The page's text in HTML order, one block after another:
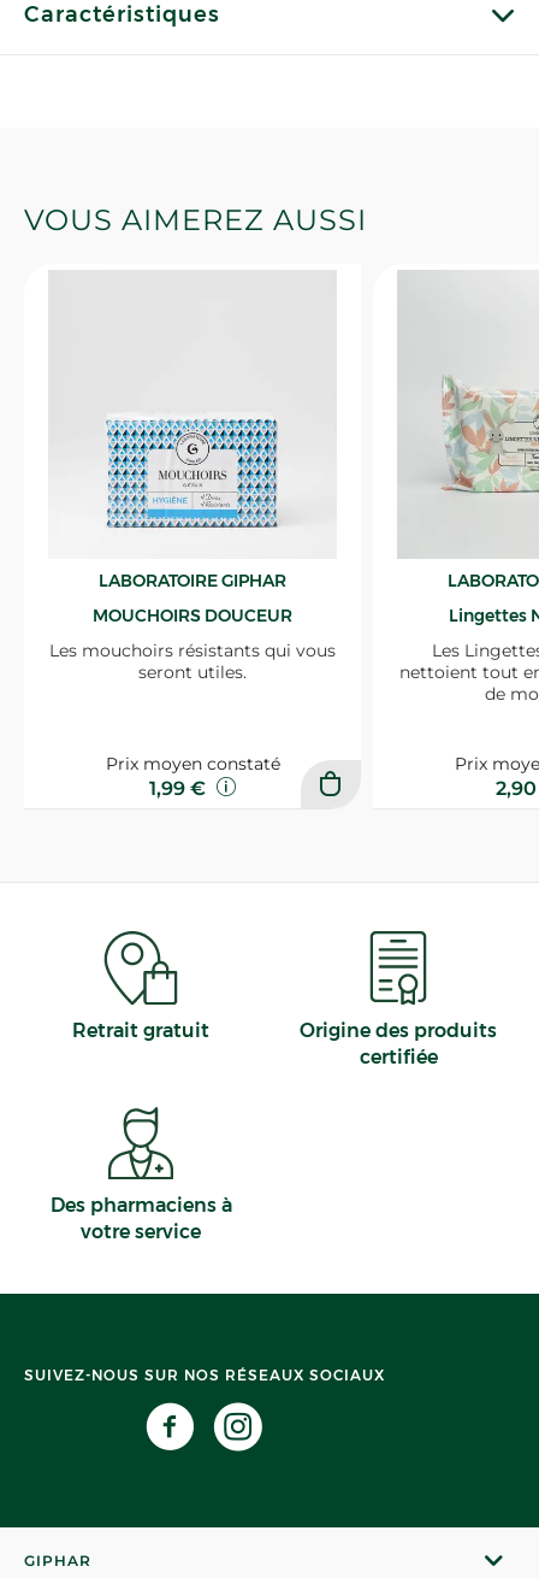
Caractéristiques
VOUS AIMEREZ AUSSI
LABORATOIRE GIPHAR
MOUCHOIRS DOUCEUR
Les mouchoirs résistants qui vous
seront utiles.
Prix moyen constaté
1,99 €
Lingettes
Les
nettoient tout
de
Prix
Retrait gratuit
Origine des produits
certifiée
Des pharmaciens à
votre service
SUIVEZ-NOUS SUR NOS RÉSEAUX SOCIAUX
GIPHAR